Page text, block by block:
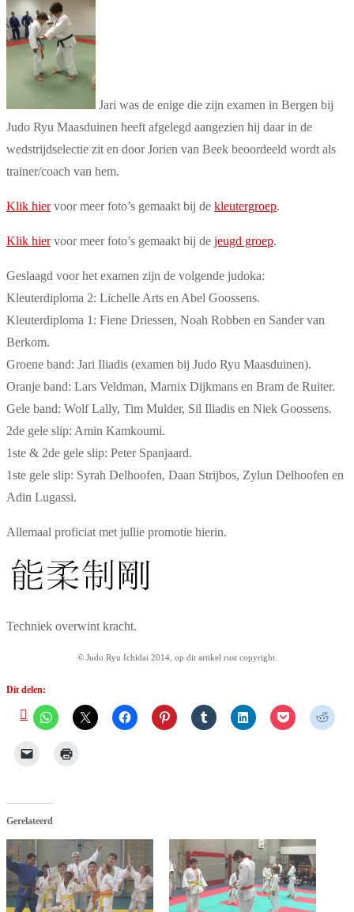
Jari was de enige die zijn examen in Bergen bij
Judo Ryu Maasduinen heeft afgelegd aangezien hij daar in de
wedstrijdselectie zit en door Jorien van Beek beoordeeld wordt als
trainer/coach van hem.
Klik hiervoor meer foto’s gemaakt bij de kleutergroep.
Klik hiervoor meer foto’s gemaakt bij de jeugd groep.
Geslaagd voor het examen zijn de volgende judoka:
Kleuterdiploma 2: Lichelle Arts en Abel Goossens.
Kleuterdiploma 1: Fiene Driessen, Noah Robben en Sander van
Berkom.
Groene band: Jari Iliadis (examen bij Judo Ryu Maasduinen).
Oranje band: Lars Veldman, Marnix Dijkmans en Bram de Ruiter.
Gele band: Wolf Lally, Tim Mulder, Sil Iliadis en Niek Goossens.
2de gele slip: Amin Kamkoumi.
1ste & 2de gele slip: Peter Spanjaard.
1ste gele slip: Syrah Delhoofen, Daan Strijbos, Zylun Delhoofen en
Adin Lugassi.
Allemaal proficiat met jullie promotie hierin.
Techniek overwint kracht.
© Judo Ryu Ichidai 2014, op dit artikel rust copyright.
Dit delen:
Gerelateerd